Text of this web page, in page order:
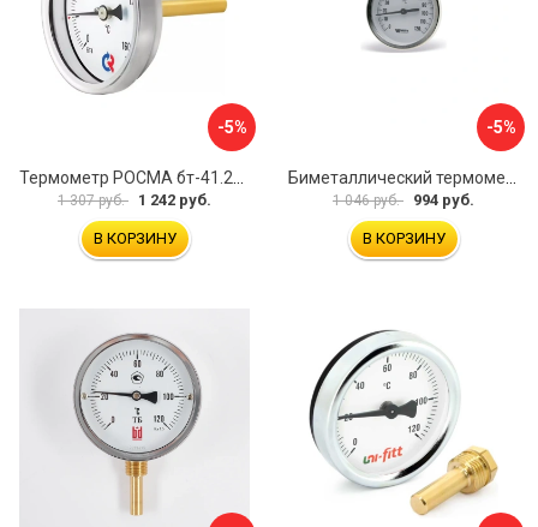
-5%
Термометр РОСМА бт-41.211 D070-00588
1 307 руб. 1 242 руб.
В КОРЗИНУ
-5%
Биметаллический термометр Watts F+R801 OR 10005800
1 046 руб. 994 руб.
В КОРЗИНУ